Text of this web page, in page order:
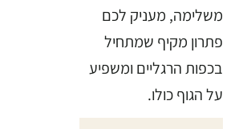
משלימה, מעניק לכם
פתרון מקיף שמתחיל
בכפות הרגליים ומשפיע
על הגוף כולו.